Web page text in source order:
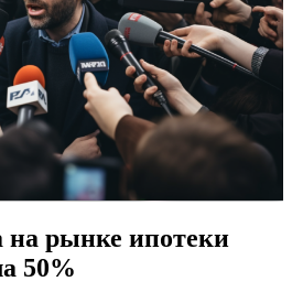
на рынке ипотеки
50%